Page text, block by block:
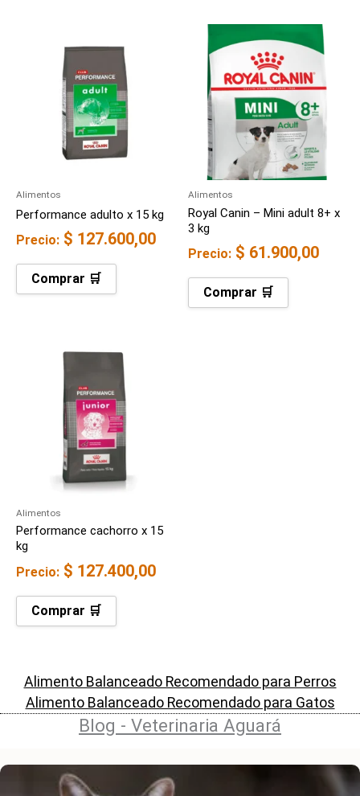
Alimentos
Performance adulto x 15 kg
Precio: $ 127.600,00
Comprar 🛒
Alimentos
Royal Canin – Mini adult 8+ x
3 kg
Precio: $ 61.900,00
Comprar 🛒
Alimentos
Performance cachorro x 15
kg
Precio: $ 127.400,00
Comprar 🛒
Alimento Balanceado Recomendado para Perros
Alimento Balanceado Recomendado para Gatos
Blog - Veterinaria Aguará